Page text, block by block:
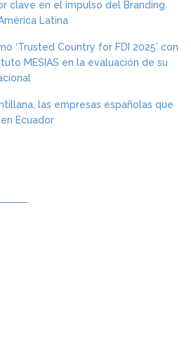
clave en el impulso del Branding
Latina
‘Trusted Country for FDI 2025’ con
MESIAS en la evaluación de su
las empresas españolas que
Ecuador